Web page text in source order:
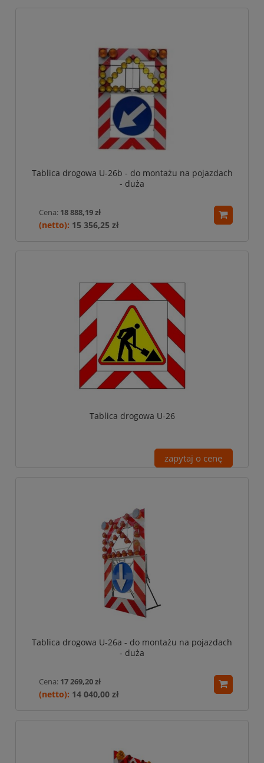
Tablica drogowa U-26b - do montażu na pojazdach
- duża
Cena: 18 888,19 zł
15 356,25 zł
Tablica drogowa U-26
zapytaj o cenę
Tablica drogowa U-26a - do montażu na pojazdach
- duża
Cena: 17 269,20 zł
14 040,00 zł